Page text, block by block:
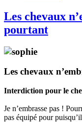
Les chevaux
pourtant
Les chevaux
Interdiction pour le
Je n’embrasse pas !
pas équipé pour